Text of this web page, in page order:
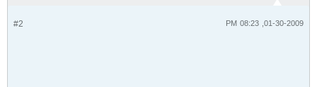
#2 01-30-2009, 08:23 PM